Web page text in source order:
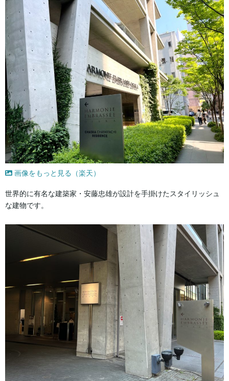
画像をもっと見る（楽天）
世界的に有名な建築家・安藤忠雄が設計を手掛けたスタイリッシュ
な建物です。